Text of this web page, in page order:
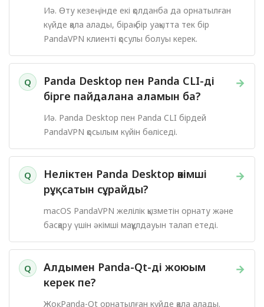
Иә. Өту кезеңінде екі қолданба да орнатылған
күйде қала алады, бірақ бір уақытта тек бір
PandaVPN клиенті қосулы болуы керек.
Q →
Panda Desktop пен Panda CLI-ді
бірге пайдалана аламын ба?
Иә. Panda Desktop пен Panda CLI бірдей
PandaVPN қосылым күйін бөліседі.
Q →
Неліктен Panda Desktop әкімші
рұқсатын сұрайды?
macOS PandaVPN желілік қызметін орнату және
басқару үшін әкімші мақұлдауын талап етеді.
Q →
Алдымен Panda-Qt-ді жоюым
керек пе?
Жоқ. Panda-Qt орнатылған күйде қала алады.